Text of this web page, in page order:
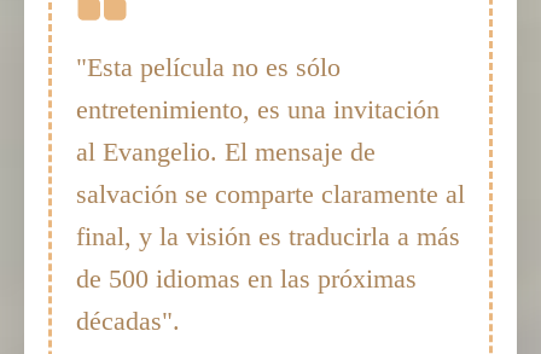
"Esta película no es sólo
entretenimiento, es una invitación
al Evangelio. El mensaje de
salvación se comparte claramente al
final, y la visión es traducirla a más
de 500 idiomas en las próximas
décadas".